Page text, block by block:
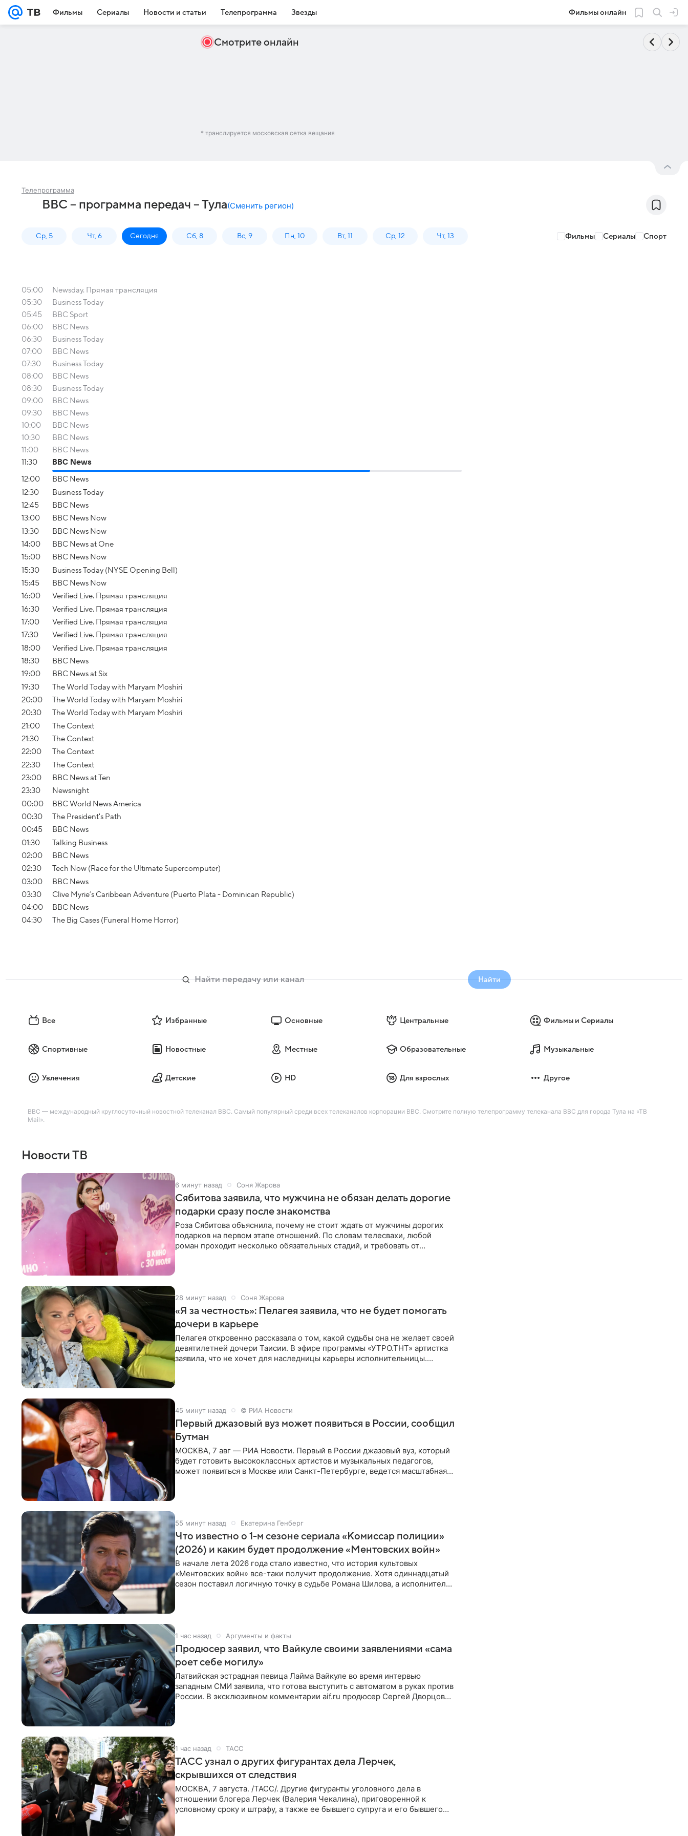
Фильмы Сериалы Новости и статьи Телепрограмма Звезды Фильмы онлайн
Смотрите онлайн
* транслируется московская сетка вещания
Телепрограмма
BBC – программа передач – Тула(Сменить регион)
Ср, 5 Чт, 6 Сегодня Сб, 8 Вс, 9 Пн, 10 Вт, 11 Ср, 12 Чт, 13 Фильмы Сериалы Спорт
05:00
Newsday. Прямая трансляция
05:30
Business Today
05:45
BBC Sport
06:00
BBC News
06:30
Business Today
07:00
BBC News
07:30
Business Today
08:00
BBC News
08:30
Business Today
09:00
BBC News
09:30
BBC News
10:00
BBC News
10:30
BBC News
11:00
BBC News
11:30
BBC News
12:00
BBC News
12:30
Business Today
12:45
BBC News
13:00
BBC News Now
13:30
BBC News Now
14:00
BBC News at One
15:00
BBC News Now
15:30
Business Today (NYSE Opening Bell)
15:45
BBC News Now
16:00
Verified Live. Прямая трансляция
16:30
Verified Live. Прямая трансляция
17:00
Verified Live. Прямая трансляция
17:30
Verified Live. Прямая трансляция
18:00
Verified Live. Прямая трансляция
18:30
BBC News
19:00
BBC News at Six
19:30
The World Today with Maryam Moshiri
20:00
The World Today with Maryam Moshiri
20:30
The World Today with Maryam Moshiri
21:00
The Context
21:30
The Context
22:00
The Context
22:30
The Context
23:00
BBC News at Ten
23:30
Newsnight
00:00
BBC World News America
00:30
The President's Path
00:45
BBC News
01:30
Talking Business
02:00
BBC News
02:30
Tech Now (Race for the Ultimate Supercomputer)
03:00
BBC News
03:30
Clive Myrie’s Caribbean Adventure (Puerto Plata - Dominican Republic)
04:00
BBC News
04:30
The Big Cases (Funeral Home Horror)
Найти
Все Избранные Основные Центральные Фильмы и Сериалы
Спортивные Новостные Местные Образовательные Музыкальные
Увлечения Детские HD Для взрослых Другое
BBC — международный круглосуточный новостной телеканал BBC. Самый популярный среди всех телеканалов корпорации BBC. Смотрите полную телепрограмму телеканала BBC для города Тула на «ТВ
Mail».
Новости ТВ
6 минут назад Соня Жарова
Сябитова заявила, что мужчина не обязан делать дорогие
подарки сразу после знакомства
Роза Сябитова объяснила, почему не стоит ждать от мужчины дорогих
подарков на первом этапе отношений. По словам телесвахи, любой
роман проходит несколько обязательных стадий, и требовать от
28 минут назад Соня Жарова
«Я за честность»: Пелагея заявила, что не будет помогать
дочери в карьере
Пелагея откровенно рассказала о том, какой судьбы она не желает своей
девятилетней дочери Таисии. В эфире программы «УТРО.ТНТ» артистка
заявила, что не хочет для наследницы карьеры исполнительницы.
45 минут назад © РИА Новости
Первый джазовый вуз может появиться в России, сообщил
Бутман
МОСКВА, 7 авг — РИА Новости. Первый в России джазовый вуз, который
будет готовить высококлассных артистов и музыкальных педагогов,
может появиться в Москве или Санкт-Петербурге, ведется масштабная
55 минут назад Екатерина Генберг
Что известно о 1-м сезоне сериала «Комиссар полиции»
(2026) и каким будет продолжение «Ментовских войн»
В начале лета 2026 года стало известно, что история культовых
«Ментовских войн» все-таки получит продолжение. Хотя одиннадцатый
сезон поставил логичную точку в судьбе Романа Шилова, а исполнитель
1 час назад Аргументы и факты
Продюсер заявил, что Вайкуле своими заявлениями «сама
роет себе могилу»
Латвийская эстрадная певица Лайма Вайкуле во время интервью
западным СМИ заявила, что готова выступить с автоматом в руках против
России. В эксклюзивном комментарии aif.ru продюсер Сергей Дворцов
1 час назад ТАСС
ТАСС узнал о других фигурантах дела Лерчек,
скрывшихся от следствия
МОСКВА, 7 августа. /ТАСС/. Другие фигуранты уголовного дела в
отношении блогера Лерчек (Валерия Чекалина), приговоренной к
условному сроку и штрафу, а также ее бывшего супруга и его бывшего